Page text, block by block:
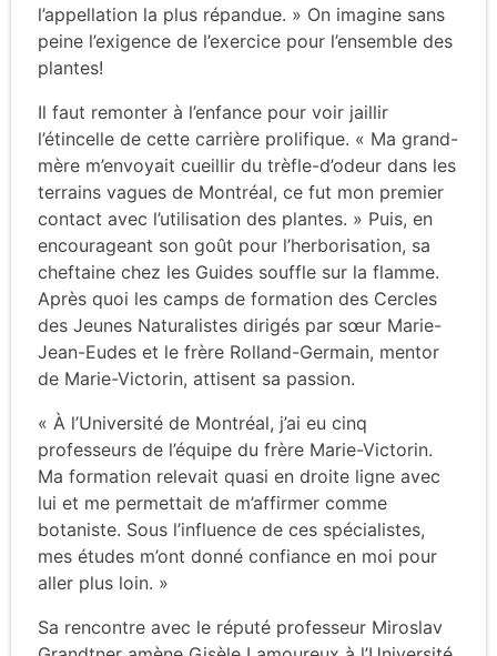
l’appellation la plus répandue. » On imagine sans
peine l’exigence de l’exercice pour l’ensemble des
plantes!
Il faut remonter à l’enfance pour voir jaillir
l’étincelle de cette carrière prolifique. « Ma grand-
mère m’envoyait cueillir du trèfle-d’odeur dans les
terrains vagues de Montréal, ce fut mon premier
contact avec l’utilisation des plantes. » Puis, en
encourageant son goût pour l’herborisation, sa
cheftaine chez les Guides souffle sur la flamme.
Après quoi les camps de formation des Cercles
des Jeunes Naturalistes dirigés par sœur Marie-
Jean-Eudes et le frère Rolland-Germain, mentor
de Marie-Victorin, attisent sa passion.
« À l’Université de Montréal, j’ai eu cinq
professeurs de l’équipe du frère Marie-Victorin.
Ma formation relevait quasi en droite ligne avec
lui et me permettait de m’affirmer comme
botaniste. Sous l’influence de ces spécialistes,
mes études m’ont donné confiance en moi pour
aller plus loin. »
Sa rencontre avec le réputé professeur Miroslav